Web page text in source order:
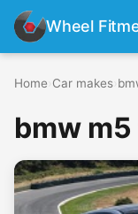
Wheel
Home Car makes
bmw